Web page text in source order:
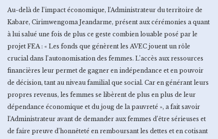
Au-delà de l’impact économique, l’Administrateur du territoire de
Kabare, Cirimwengoma Jeandarme, présent aux cérémonies a quant
à lui salué une fois de plus ce geste combien louable posé par le
projet FEA : « Les fonds que génèrent les AVEC jouent un rôle
crucial dans l’autonomisation des femmes. L’accès aux ressources
financières leur permet de gagner en indépendance et en pouvoir
de décision, tant au niveau familial que social. Car en générant leurs
propres revenus, les femmes se libèrent de plus en plus de leur
dépendance économique et du joug de la pauvreté », a fait savoir
l’Administrateur avant de demander aux femmes d’être sérieuses et
de faire preuve d’honnêteté en remboursant les dettes et en cotisant